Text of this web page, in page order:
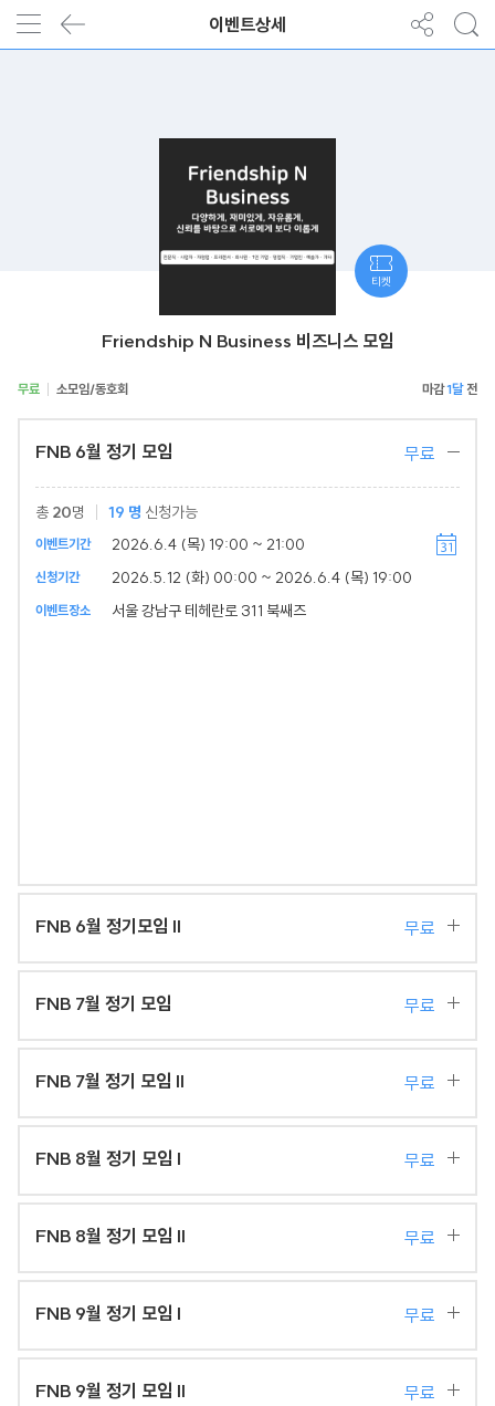
이벤트상세
Friendship N Business 비즈니스 모임
무료 소모임/동호회 1달
FNB 6월 정기 모임 무료
총 20명 19 명 신청가능
이벤트기간 2026.6.4 (목) 19:00 ~ 21:00
신청기간 2026.5.12 (화) 00:00 ~ 2026.6.4 (목) 19:00
이벤트장소 서울 강남구 테헤란로 311 북쌔즈
FNB 6월 정기모임 II 무료
FNB 7월 정기 모임 무료
FNB 7월 정기 모임 II 무료
FNB 8월 정기 모임 I 무료
FNB 8월 정기 모임 II 무료
FNB 9월 정기 모임 I 무료
FNB 9월 정기 모임 II 무료
티켓